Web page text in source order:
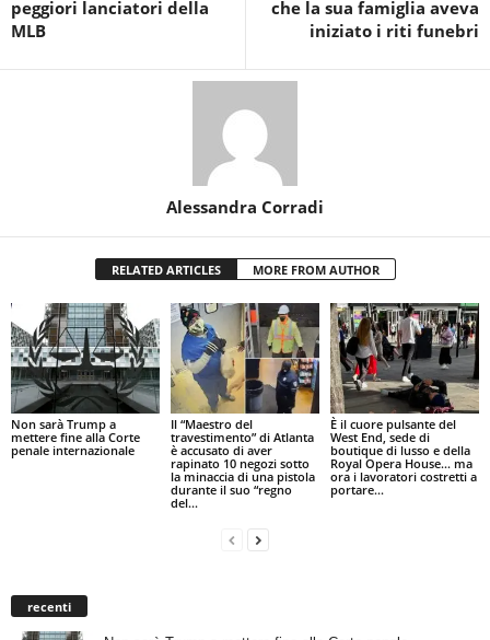
peggiori lanciatori della
MLB
che la sua famiglia aveva
iniziato i riti funebri
Alessandra Corradi
RELATED ARTICLES MORE FROM AUTHOR
Non sarà Trump a
mettere fine alla Corte
penale internazionale
Il “Maestro del
travestimento” di Atlanta
è accusato di aver
rapinato 10 negozi sotto
la minaccia di una pistola
durante il suo “regno
del...
È il cuore pulsante del
West End, sede di
boutique di lusso e della
Royal Opera House… ma
ora i lavoratori costretti a
portare...
recenti